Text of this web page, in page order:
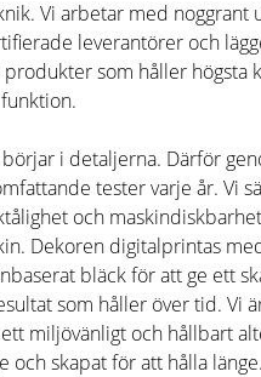
Vi arbetar med noggrant
leverantörer och
som håller högsta
i detaljerna. Därför
tester varje år. Vi
och
Dekoren digitalprintas
bläck för att ge ett
som håller över tid. Vi
miljövänligt och hållbart
och skapat för att hålla länge.